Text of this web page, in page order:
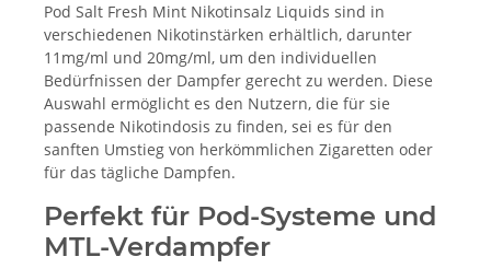
Pod Salt Fresh Mint Nikotinsalz Liquids sind in
verschiedenen Nikotinstärken erhältlich, darunter
11mg/ml und 20mg/ml, um den individuellen
Bedürfnissen der Dampfer gerecht zu werden. Diese
Auswahl ermöglicht es den Nutzern, die für sie
passende Nikotindosis zu finden, sei es für den
sanften Umstieg von herkömmlichen Zigaretten oder
für das tägliche Dampfen.
Perfekt für Pod-Systeme und
MTL-Verdampfer